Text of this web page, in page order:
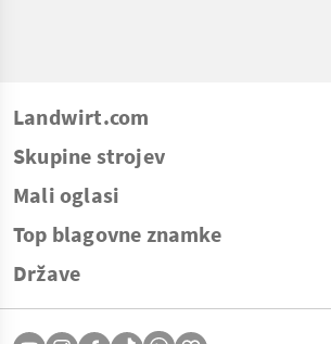
Landwirt.com
Skupine strojev
Mali oglasi
Top blagovne znamke
Države